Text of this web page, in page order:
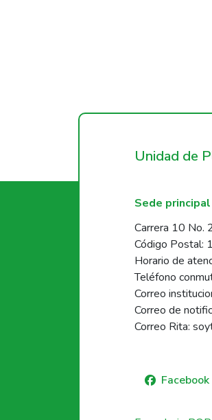
Unidad de
Sede principal
Carrera 10 No.
Código
Horario de
Teléfono
Correo
Correo de
Correo Rita:
Facebook